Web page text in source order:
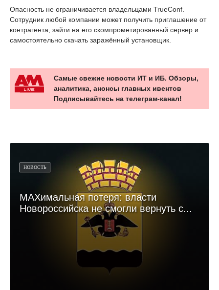
Опасность не ограничивается владельцами TrueConf.
Сотрудник любой компании может получить приглашение от
контрагента, зайти на его скомпрометированный сервер и
самостоятельно скачать заражённый установщик.
Самые свежие новости ИТ и ИБ. Обзоры,
аналитика, анонсы главных ивентов
Подписывайтесь на телеграм-канал!
НОВОСТЬ
MAXимальная потеря: власти
Новороссийска не смогли вернуть с...